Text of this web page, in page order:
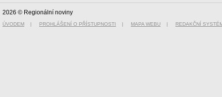
2026 © Regionální noviny
ÚVODEM | PROHLÁŠENÍ O PŘÍSTUPNOSTI | MAPA WEBU | REDAKČNÍ